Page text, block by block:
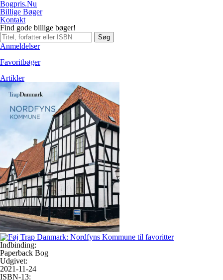
Bogpris.Nu
Billige Bøger
Kontakt
Find gode billige bøger!
Søg
Anmeldelser
Favoritbøger
Artikler
Indbinding:
Paperback Bog
Udgivet:
2021-11-24
ISBN-13: